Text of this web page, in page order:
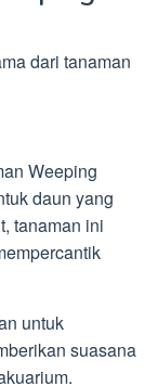
dari tanaman
Weeping
daun yang
tanaman ini
untuk
suasana